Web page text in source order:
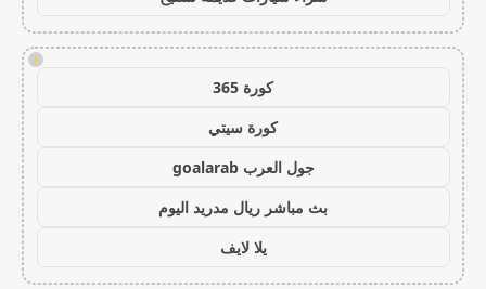
!
كورة 365
كورة سيتي
جول العرب goalarab
بث مباشر ريال مدريد اليوم
يلا لايف